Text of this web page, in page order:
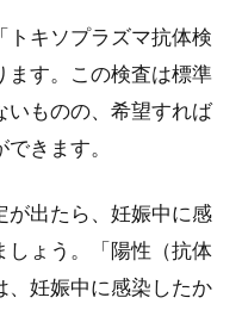
トキソプラズマ抗体検
ます。この検査は標準
いものの、希望すれば
きます。
が出たら、妊娠中に感
しょう。「陽性（抗体
、妊娠中に感染したか